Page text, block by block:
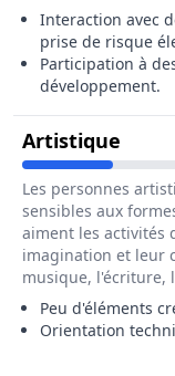
Interaction avec
prise de risque
Participation à
développement.
Artistique
Les personnes
sensibles aux
aiment les activités
imagination et leur
musique, l'écriture,
Peu d'éléments
Orientation